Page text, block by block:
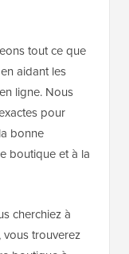
tout ce que
aidant les
ligne. Nous
pour
bonne
boutique et à la
cherchiez à
trouverez